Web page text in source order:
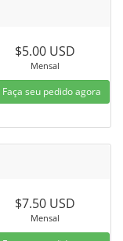
$5.00 USD
Mensal
Faça seu pedido agora
$7.50 USD
Mensal